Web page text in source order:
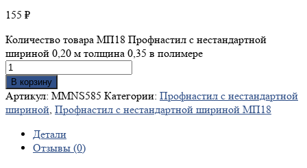
155 ₽
Количество товара МП18 Профнастил с нестандартной
шириной 0,20 м толщина 0,35 в полимере
В корзину
Артикул: MMNS585 Категории: Профнастил с нестандартной
шириной, Профнастил с нестандартной шириной МП18
Детали
Отзывы (0)